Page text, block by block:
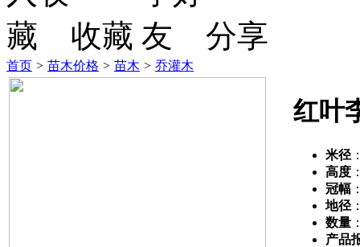
收藏 分享
首页 > 苗木价格 > 苗木 > 乔灌木
红叶
米径
高度
冠幅
地径
数量
产品